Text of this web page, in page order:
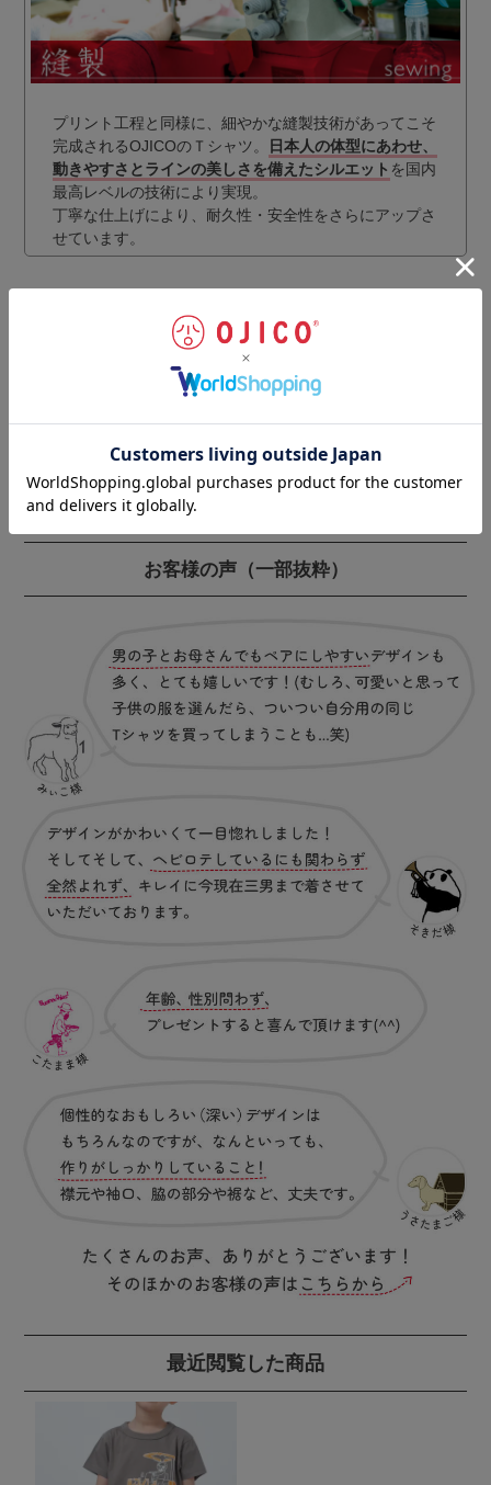
プリント工程と同様に、細やかな縫製技術があってこそ
完成されるOJICOのＴシャツ。
日本人の体型にあわせ、
動きやすさとラインの美しさを備えたシルエット を国内
最高レベルの技術により実現。
丁寧な仕上げにより、耐久性・安全性をさらにアップさ
せています。
お客様の声（一部抜粋）
最近閲覧した商品